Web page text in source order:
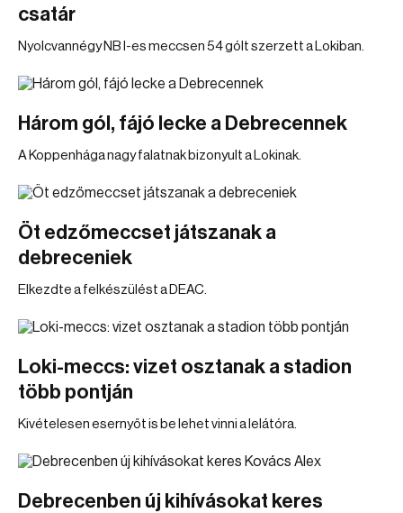
csatár
Nyolcvannégy NB I-es meccsen 54 gólt szerzett a Lokiban.
Három gól, fájó lecke a Debrecennek
A Koppenhága nagy falatnak bizonyult a Lokinak.
Öt edzőmeccset játszanak a
debreceniek
Elkezdte a felkészülést a DEAC.
Loki-meccs: vizet osztanak a stadion
több pontján
Kivételesen esernyőt is be lehet vinni a lelátóra.
Debrecenben új kihívásokat keres